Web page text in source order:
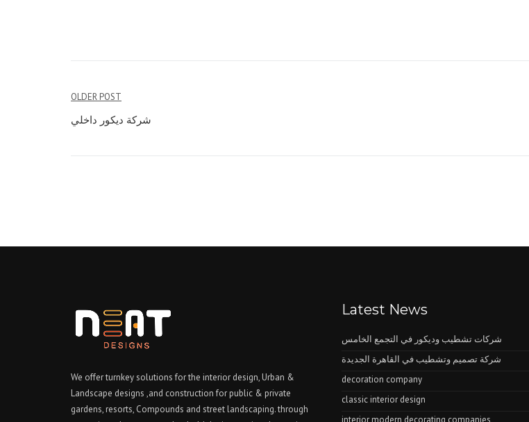
Post
navigation
OLDER POST
شركة ديكور داخلي
We offer turnkey solutions for the interior design, Urban &
Landscape designs ,and construction for public & private
gardens, resorts, Compounds and street landscaping. through
Latest News
شركات تشطيب وديكور في التجمع الخامس
شركة تصميم وتشطيب في القاهرة الجديدة
decoration company
classic interior design
interior modern decorating companies